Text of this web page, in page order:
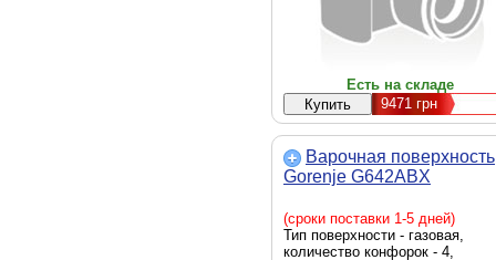
Есть на складе
9471 грн
Варочная поверхность
Gorenje G642ABX
(сроки поставки 1-5 дней)
Тип поверхности - газовая,
количество конфорок - 4,